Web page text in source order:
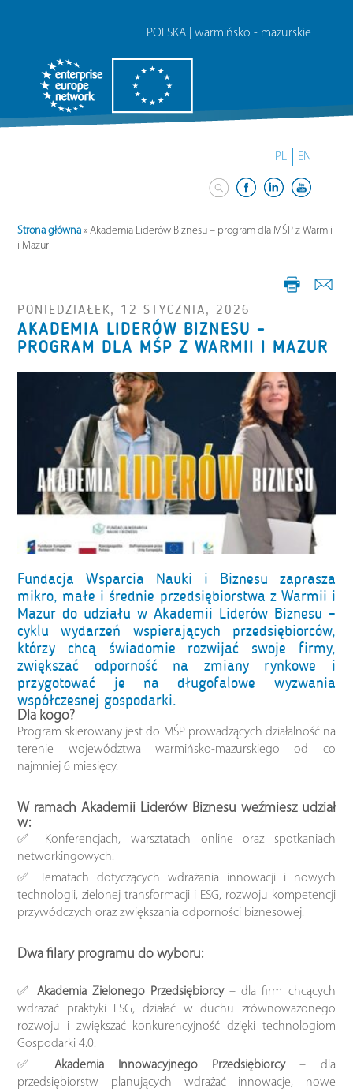
POLSKA | warmińsko - mazurskie
PL EN
Strona główna »Akademia Liderów Biznesu – program dla MŚP z Warmii
i Mazur
PONIEDZIAŁEK, 12 STYCZNIA, 2026
AKADEMIA LIDERÓW BIZNESU –
PROGRAM DLA MŚP Z WARMII I MAZUR
Fundacja Wsparcia Nauki i Biznesu zaprasza
mikro, małe i średnie przedsiębiorstwa z Warmii i
Mazur do udziału w Akademii Liderów Biznesu –
cyklu wydarzeń wspierających przedsiębiorców,
którzy chcą świadomie rozwijać swoje firmy,
zwiększać odporność na zmiany rynkowe i
przygotować je na długofalowe wyzwania
współczesnej gospodarki.
Dla kogo?
Program skierowany jest do MŚP prowadzących działalność na
terenie województwa warmińsko-mazurskiego od co
najmniej 6 miesięcy.
W ramach Akademii Liderów Biznesu weźmiesz udział
w:
✅ Konferencjach, warsztatach online oraz spotkaniach
networkingowych.
✅ Tematach dotyczących wdrażania innowacji i nowych
technologii, zielonej transformacji i ESG, rozwoju kompetencji
przywódczych oraz zwiększania odporności biznesowej.
Dwa filary programu do wyboru:
✅ Akademia Zielonego Przedsiębiorcy– dla firm chcących
wdrażać praktyki ESG, działać w duchu zrównoważonego
rozwoju i zwiększać konkurencyjność dzięki technologiom
Gospodarki 4.0.
✅ Akademia Innowacyjnego Przedsiębiorcy– dla
przedsiębiorstw planujących wdrażać innowacje, nowe